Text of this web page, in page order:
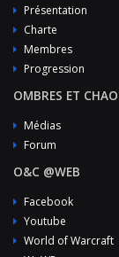
Présentation
Charte
Membres
Progression
OMBRES ET
Médias
Forum
O&C @WEB
Facebook
Youtube
World of Warcraft